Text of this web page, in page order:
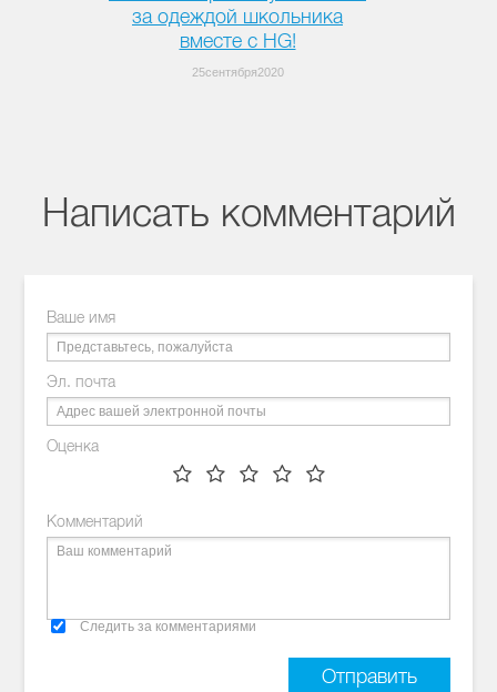
за одеждой школьника
вместе с HG!
25сентября2020
Написать комментарий
Ваше имя
Эл. почта
Оценка
Комментарий
Следить за комментариями